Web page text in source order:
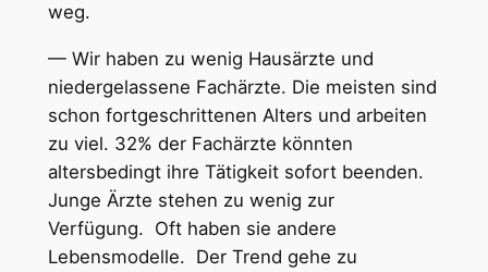
weg.
— Wir haben zu wenig Hausärzte und
niedergelassene Fachärzte. Die meisten sind
schon fortgeschrittenen Alters und arbeiten
zu viel. 32% der Fachärzte könnten
altersbedingt ihre Tätigkeit sofort beenden.
Junge Ärzte stehen zu wenig zur
Verfügung. Oft haben sie andere
Lebensmodelle. Der Trend gehe zu